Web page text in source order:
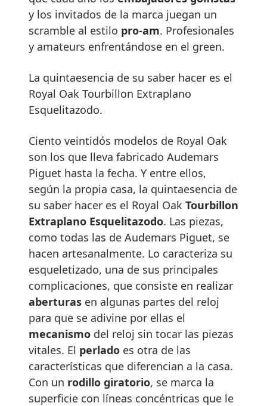
y los invitados de la marca juegan un
scramble al estilo pro-am. Profesionales
y amateurs enfrentándose en el green.
La quintaesencia de su saber hacer es el
Royal Oak Tourbillon Extraplano
Esquelitazodo.
Ciento veintidós modelos de Royal Oak
son los que lleva fabricado Audemars
Piguet hasta la fecha. Y entre ellos,
según la propia casa, la quintaesencia de
su saber hacer es el Royal Oak Tourbillon
Extraplano Esquelitazodo. Las piezas,
como todas las de Audemars Piguet, se
hacen artesanalmente. Lo caracteriza su
esqueletizado, una de sus principales
complicaciones, que consiste en realizar
aberturas en algunas partes del reloj
para que se adivine por ellas el
mecanismo del reloj sin tocar las piezas
vitales. El perlado es otra de las
características que diferencian a la casa.
Con un rodillo giratorio, se marca la
superficie con líneas concéntricas que le